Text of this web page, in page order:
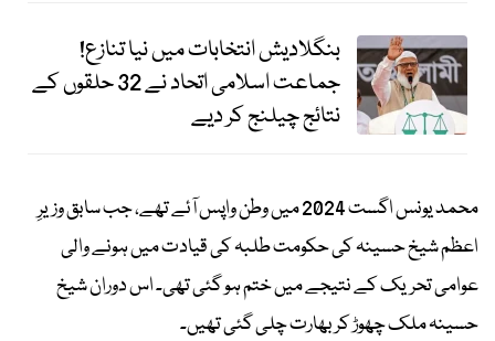
بنگلادیش انتخابات میں نیا تنازع!
جماعت اسلامی اتحاد نے 32 حلقوں کے
نتائج چیلنج کر دیے
محمد یونس اگست 2024 میں وطن واپس آئے تھے، جب سابق وزیرِ
اعظم شیخ حسینہ کی حکومت طلبہ کی قیادت میں ہونے والی
عوامی تحریک کے نتیجے میں ختم ہو گئی تھی۔ اس دوران شیخ
حسینہ ملک چھوڑ کر بھارت چلی گئی تھیں۔